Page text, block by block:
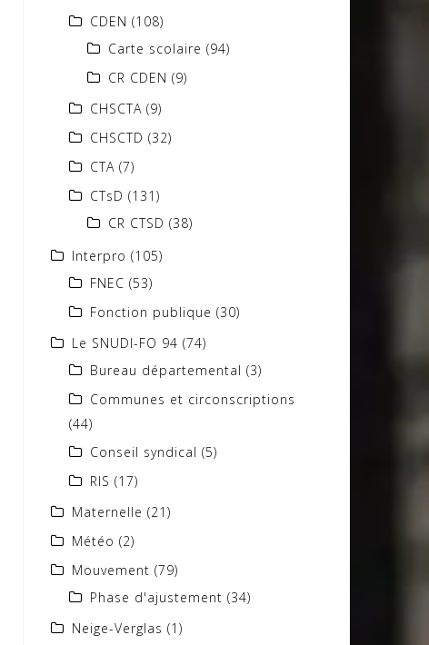
CDEN (108)
Carte scolaire (94)
CR CDEN (9)
CHSCTA (9)
CHSCTD (32)
CTA (7)
CTsD (131)
CR CTSD (38)
Interpro (105)
FNEC (53)
Fonction publique (30)
Le SNUDI-FO 94 (74)
Bureau départemental (3)
Communes et circonscriptions
(44)
Conseil syndical (5)
RIS (17)
Maternelle (21)
Météo (2)
Mouvement (79)
Phase d'ajustement (34)
Neige-Verglas (1)